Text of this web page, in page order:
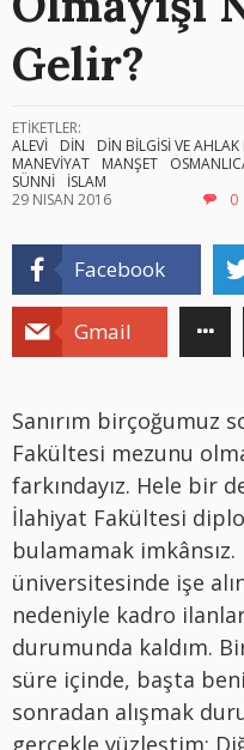
Gelir?
ETİKETLER:
ALEVİ
DİN DİN BİLGİSİ VE AHLAK
MANEVİYAT
MANŞET
SÜNNİ
İSLAM
29 NISAN 2016
0
Facebook
Gmail
Sanırım birçoğumuz
Fakültesi mezunu
farkındayız. Hele bir
İlahiyat Fakültesi
bulamamak
üniversitesinde işe
nedeniyle kadro
durumunda kaldım.
süre içinde, başta
sonradan alışmak
gerçekle yüzleştim: